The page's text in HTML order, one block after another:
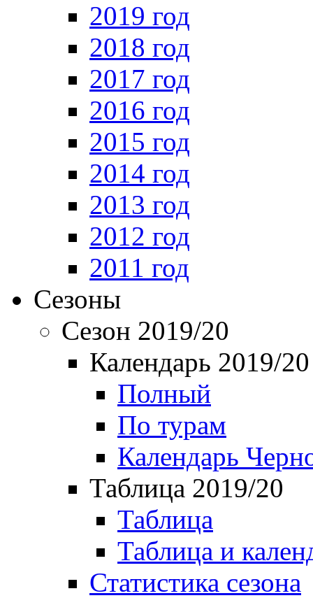
2019 год
2018 год
2017 год
2016 год
2015 год
2014 год
2013 год
2012 год
2011 год
Сезоны
Сезон 2019/20
Календарь 2019/20
Полный
По турам
Календарь
Таблица 2019/20
Таблица
Таблица и
Статистика сезона